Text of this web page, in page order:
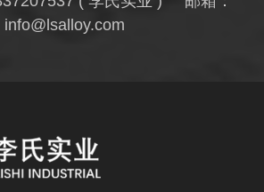
info@lsalloy.com